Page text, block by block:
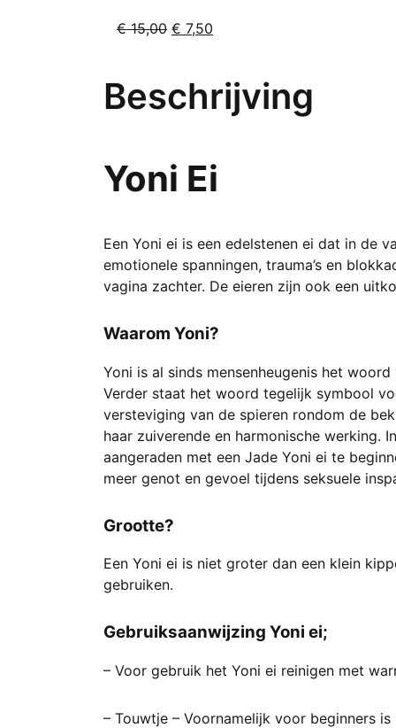
kan
op
de
€15,00 Oorspronkelijke
€ 15,00.
€ 7,50
€ 7,50.
Beschrijving
Yoni Ei
Een Yoni ei is een edelstenen ei dat in de
emotionele spanningen, trauma’s en
vagina zachter. De eieren zijn ook een
Waarom Yoni?
Yoni is al sinds mensenheugenis het
Verder staat het woord tegelijk symbool
versteviging van de spieren rondom de
haar zuiverende en harmonische werking.
aangeraden met een Jade Yoni ei te
meer genot en gevoel tijdens seksuele
Grootte?
Een Yoni ei is niet groter dan een klein
gebruiken.
Gebruiksaanwijzing Yoni ei;
– Voor gebruik het Yoni ei reinigen met
– Touwtje – Voornamelijk voor beginners